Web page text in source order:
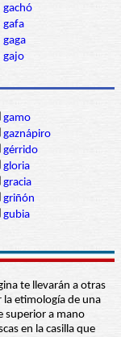
gachó
gafa
gaga
gajo
gamo
gaznápiro
gérrido
gloria
gracia
griñón
gubia
te llevarán a otras
la etimología de una
superior a mano
en la casilla que